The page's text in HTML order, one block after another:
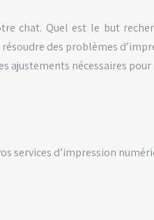
chat. Quel est le but
des problèmes
ajustements nécessaires
services d’impression